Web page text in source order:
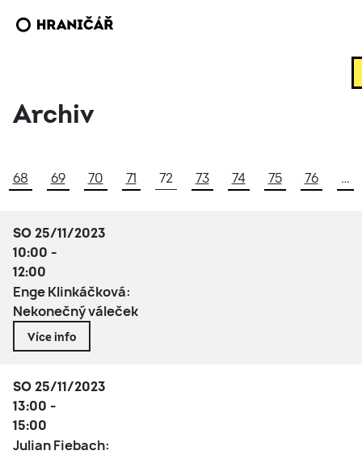
Archiv
68 69 70 71 72 73 74 75 76 …
SO 25/11/2023
10:00 -
12:00
Enge Klinkáčková:
Nekonečný váleček
Více info
SO 25/11/2023
13:00 -
15:00
Julian Fiebach: